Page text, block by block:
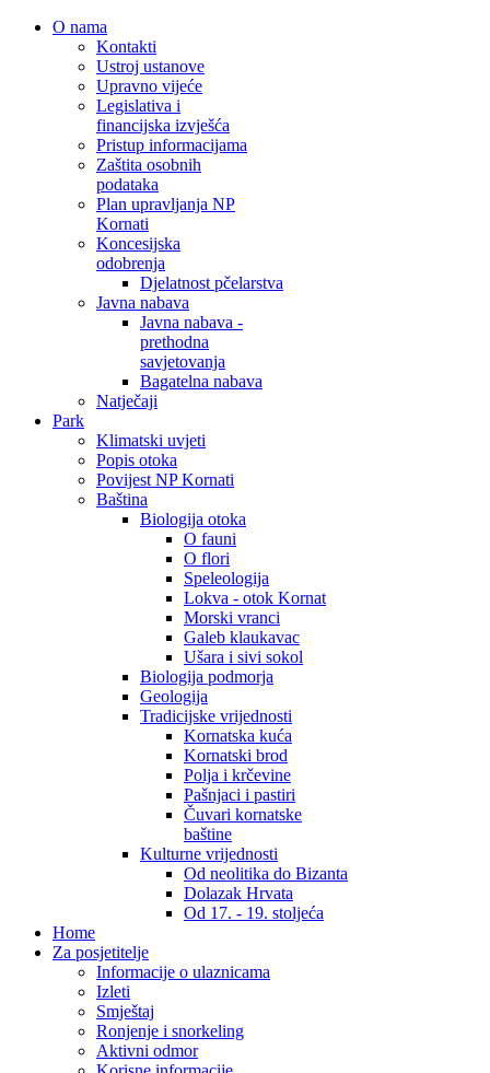
O nama
Kontakti
Ustroj ustanove
Upravno vijeće
Legislativa i
financijska izvješća
Pristup informacijama
Zaštita osobnih
podataka
Plan upravljanja NP
Kornati
Koncesijska
odobrenja
Djelatnost pčelarstva
Javna nabava
Javna nabava -
prethodna
savjetovanja
Bagatelna nabava
Natječaji
Park
Klimatski uvjeti
Popis otoka
Povijest NP Kornati
Baština
Biologija otoka
O fauni
O flori
Speleologija
Lokva - otok Kornat
Morski vranci
Galeb klaukavac
Ušara i sivi sokol
Biologija podmorja
Geologija
Tradicijske vrijednosti
Kornatska kuća
Kornatski brod
Polja i krčevine
Pašnjaci i pastiri
Čuvari kornatske
baštine
Kulturne vrijednosti
Od neolitika do Bizanta
Dolazak Hrvata
Od 17. - 19. stoljeća
Home
Za posjetitelje
Informacije o ulaznicama
Izleti
Smještaj
Ronjenje i snorkeling
Aktivni odmor